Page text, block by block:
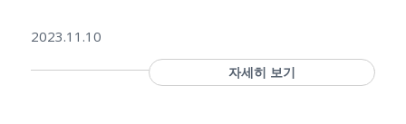
2023.11.10
자세히 보기